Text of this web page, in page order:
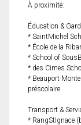
À proximité:
Éducation &
* SaintMichel
* École de la
* School of
* des Cimes
* Beauport
préscolaire
Transport &
* RangStIgnace